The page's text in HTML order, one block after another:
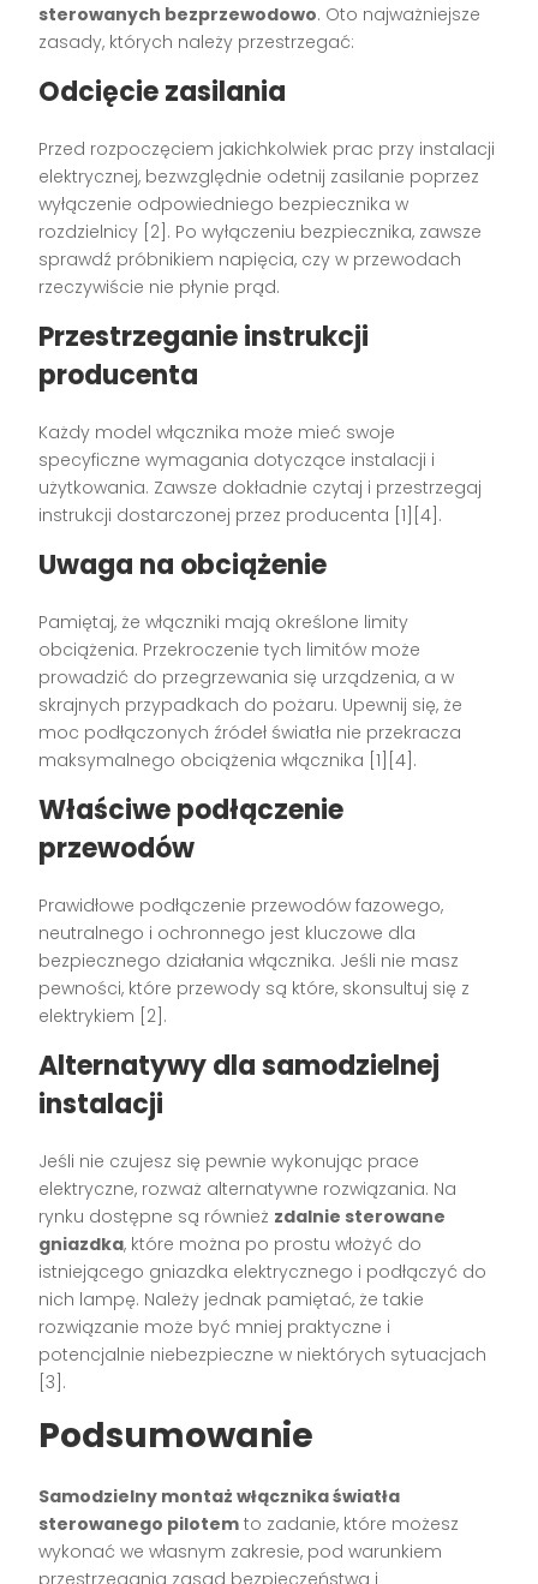
sterowanych bezprzewodowo. Oto najważniejsze
zasady, których należy przestrzegać:
Odcięcie zasilania
Przed rozpoczęciem jakichkolwiek prac przy instalacji
elektrycznej, bezwzględnie odetnij zasilanie poprzez
wyłączenie odpowiedniego bezpiecznika w
rozdzielnicy [2]. Po wyłączeniu bezpiecznika, zawsze
sprawdź próbnikiem napięcia, czy w przewodach
rzeczywiście nie płynie prąd.
Przestrzeganie instrukcji
producenta
Każdy model włącznika może mieć swoje
specyficzne wymagania dotyczące instalacji i
użytkowania. Zawsze dokładnie czytaj i przestrzegaj
instrukcji dostarczonej przez producenta [1][4].
Uwaga na obciążenie
Pamiętaj, że włączniki mają określone limity
obciążenia. Przekroczenie tych limitów może
prowadzić do przegrzewania się urządzenia, a w
skrajnych przypadkach do pożaru. Upewnij się, że
moc podłączonych źródeł światła nie przekracza
maksymalnego obciążenia włącznika [1][4].
Właściwe podłączenie
przewodów
Prawidłowe podłączenie przewodów fazowego,
neutralnego i ochronnego jest kluczowe dla
bezpiecznego działania włącznika. Jeśli nie masz
pewności, które przewody są które, skonsultuj się z
elektrykiem [2].
Alternatywy dla samodzielnej
instalacji
Jeśli nie czujesz się pewnie wykonując prace
elektryczne, rozważ alternatywne rozwiązania. Na
rynku dostępne są również zdalnie sterowane
gniazdka, które można po prostu włożyć do
istniejącego gniazdka elektrycznego i podłączyć do
nich lampę. Należy jednak pamiętać, że takie
rozwiązanie może być mniej praktyczne i
potencjalnie niebezpieczne w niektórych sytuacjach
[3].
Podsumowanie
Samodzielny montaż włącznika światła
sterowanego pilotem to zadanie, które możesz
wykonać we własnym zakresie, pod warunkiem
przestrzegania zasad bezpieczeństwa i